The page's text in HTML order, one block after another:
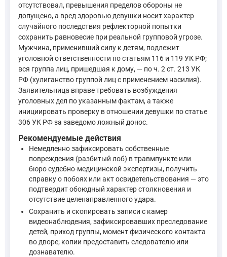
Переходя к действиям заявительницы, схватившей девушку
Не является преступлением причинение вреда
Защита от посягательства, не сопряженного с
—Уголовный кодекс Российской Федерации, ст. 37
Что касается квалификации телесных повреждений,
Умышленное причинение легкого вреда здоровью,
— Уголовный кодекс Российской Федерации, ст. 115
Для защиты от ложного обвинения в умышленном
Статья 306. Заведомо ложный донос
Заведомо ложный донос о совершении преступления -
—Уголовный кодекс Российской Федерации, ст. 306
Наконец, группа лиц, пришедшая к дому заявительницы в
отсутствовал, превышения пределов обороны не
допущено, а вред здоровью девушки носит характер
случайного последствия рефлекторной попытки
сохранить равновесие при реальной групповой угрозе.
Мужчина, применивший силу к детям, подлежит
уголовной ответственности по статьям 116 и 119 УК РФ;
вся группа лиц, пришедшая к дому, — по ч. 2 ст. 213 УК
РФ (хулиганство группой лиц с применением насилия).
Заявительница вправе требовать возбуждения
уголовных дел по указанным фактам, а также
инициировать проверку в отношении девушки по статье
306 УК РФ за заведомо ложный донос.
Рекомендуемые действия
Немедленно зафиксировать собственные
повреждения (разбитый лоб) в травмпункте или
бюро судебно-медицинской экспертизы, получить
справку о побоях или акт освидетельствования — это
подтвердит обоюдный характер столкновения и
отсутствие целенаправленного удара.
Сохранить и скопировать записи с камер
видеонаблюдения, зафиксировавших преследование
детей, приход группы, момент физического контакта
во дворе; копии предоставить следователю или
дознавателю.